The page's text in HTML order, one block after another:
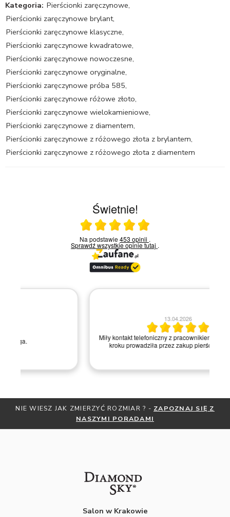
Kategoria: Pierścionki zaręczynowe,
Pierścionki zaręczynowe brylant,
Pierścionki zaręczynowe klasyczne,
Pierścionki zaręczynowe kwadratowe,
Pierścionki zaręczynowe nowoczesne,
Pierścionki zaręczynowe oryginalne,
Pierścionki zaręczynowe próba 585,
Pierścionki zaręczynowe różowe złoto,
Pierścionki zaręczynowe wielokamieniowe,
Pierścionki zaręczynowe z diamentem,
Pierścionki zaręczynowe z różowego złota z brylantem,
Pierścionki zaręczynowe z różowego złota z diamentem
Świetnie!
Ocena średnia 5 na 5
Na podstawie453 opinii .
Sprawdź wszystkie opinietutaj .
Miły kontakt telefoniczny z pracownikiem sklepu. Krok po
kroku prowadziła przez zakup pierścionka online.
NIE WIESZ JAK ZMIERZYĆ ROZMIAR ? - ZAPOZNAJ SIĘ Z
NASZYMI PORADAMI
Salon w Krakowie